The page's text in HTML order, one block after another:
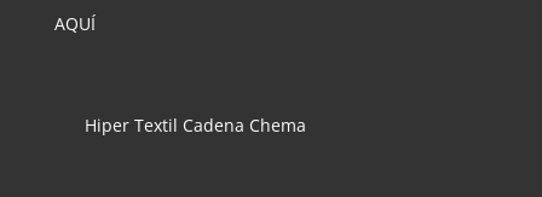
AQUÍ
Hiper Textil Cadena Chema